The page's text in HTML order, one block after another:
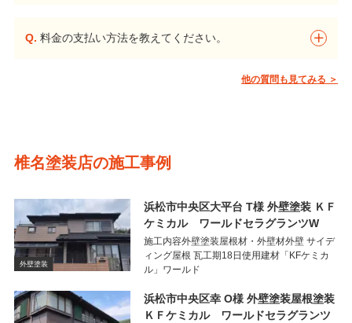
Q. 料金の支払い方法を教えてください。
他の質問も見てみる ＞
椎名塗装店の施工事例
外壁塗装
浜松市中央区大平台 T様 外壁塗装 ＫＦ
ケミカル ワールドセラグランツW
施工内容外壁塗装屋根材・外壁材外壁 サイデ
ィング屋根 瓦工期18日使用建材「KFケミカ
ル」ワールド
浜松市中央区幸 O様 外壁塗装屋根塗装
ＫＦケミカル ワールドセラグランツ